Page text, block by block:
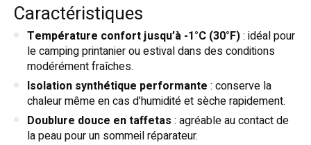
Caractéristiques
Température confort jusqu’à -1°C (30°F): idéal pour
le camping printanier ou estival dans des conditions
modérément fraîches.
Isolation synthétique performante : conserve la
chaleur même en cas d’humidité et sèche rapidement.
Doublure douce en taffetas : agréable au contact de
la peau pour un sommeil réparateur.